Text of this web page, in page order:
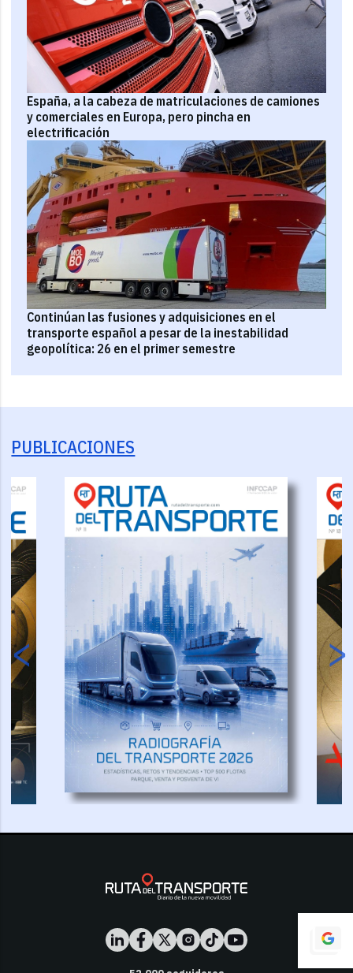
España, a la cabeza de matriculaciones de camiones
y comerciales en Europa, pero pincha en
electrificación
Continúan las fusiones y adquisiciones en el
transporte español a pesar de la inestabilidad
geopolítica: 26 en el primer semestre
PUBLICACIONES